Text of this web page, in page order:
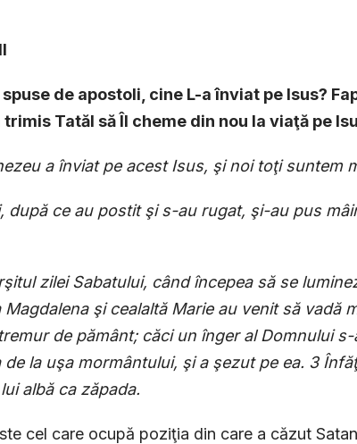
de apostoli, cine L-a înviat pe Isus?
trimis Tatăl să Îl cheme din nou la viaţă pe
a înviat pe acest Isus, şi noi toţi suntem
după ce au postit şi s-au rugat, şi-au pus
zilei Sabatului, când începea să se
Magdalena şi cealaltă Marie au venit să vadă
de pământ; căci un înger al Domnului
la uşa mormântului, şi a şezut pe ea. 3
albă ca zăpada.
cel care ocupă poziţia din care a căzut